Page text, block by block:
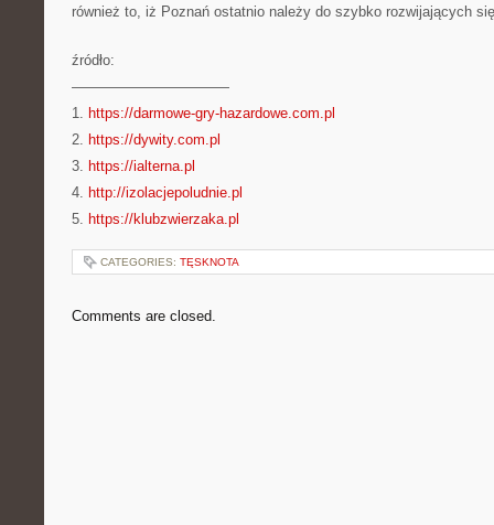
również to, iż Poznań ostatnio należy do szybko rozwijających
źródło:
———————————
1. https://darmowe-gry-hazardowe.com.pl
2. https://dywity.com.pl
3. https://ialterna.pl
4. http://izolacjepoludnie.pl
5. https://klubzwierzaka.pl
CATEGORIES: TĘSKNOTA
Comments are closed.